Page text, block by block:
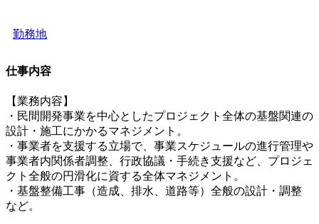
勤務地
仕事内容
【業務内容】
・民間開発事業を中心としたプロジェクト全体の基盤関連の
設計・施工にかかるマネジメント。
・事業者を支援する立場で、事業スケジュールの進行管理や
事業者内関係者調整、行政協議・手続き支援など、プロジェ
クト全般の円滑化に資する全体マネジメント。
・基盤整備工事（造成、排水、道路等）全般の設計・調整
など。